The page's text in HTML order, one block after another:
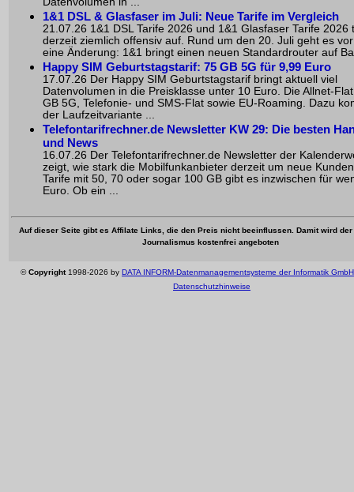
1&1 DSL & Glasfaser im Juli: Neue Tarife im Vergleich
21.07.26 1&1 DSL Tarife 2026 und 1&1 Glasfaser Tarife 2026
derzeit ziemlich offensiv auf. Rund um den 20. Juli geht es
eine Änderung: 1&1 bringt einen neuen Standardrouter auf
Happy SIM Geburtstagstarif: 75 GB 5G für 9,99 Euro
17.07.26 Der Happy SIM Geburtstagstarif bringt aktuell viel
Datenvolumen in die Preisklasse unter 10 Euro. Die Allnet-
GB 5G, Telefonie- und SMS-Flat sowie EU-Roaming. Dazu
der Laufzeitvariante ...
Telefontarifrechner.de Newsletter KW 29: Die besten
und News
16.07.26 Der Telefontarifrechner.de Newsletter der
zeigt, wie stark die Mobilfunkanbieter derzeit um neue
Tarife mit 50, 70 oder sogar 100 GB gibt es inzwischen für
Euro. Ob ein ...
Auf dieser Seite gibt es Affilate Links, die den Preis nicht beeinflussen. Damit wird
Journalismus kostenfrei angeboten
©Copyright1998-2026 by DATA INFORM-Datenmanagementsysteme der Informatik GmbH
Datenschutzhinweise